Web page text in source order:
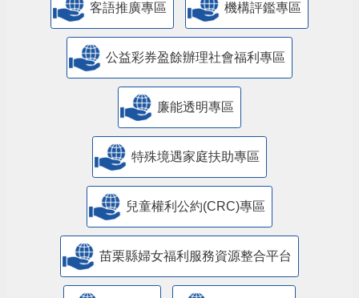
客語推廣專區 機構評鑑專區
公益彩券盈餘辦理社會福利專區
廉能透明專區
特殊境遇家庭扶助專區
兒童權利公約(CRC)專區
苗栗縣婦女福利服務資源整合平台